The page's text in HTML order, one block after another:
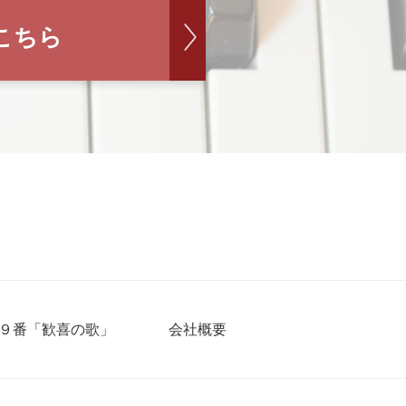
ちら
番「歓喜の歌」 会社概要